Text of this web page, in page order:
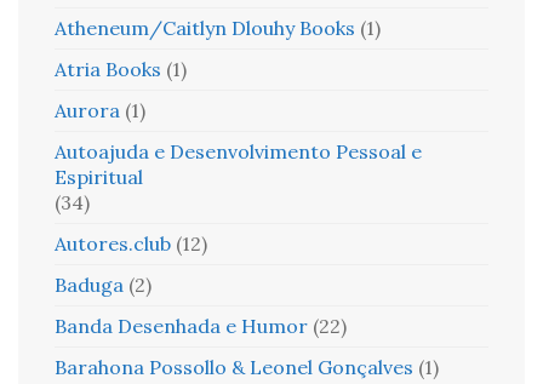
Atheneum/Caitlyn Dlouhy Books (1)
Atria Books (1)
Aurora (1)
Autoajuda e Desenvolvimento Pessoal e
Espiritual
(34)
Autores.club (12)
Baduga (2)
Banda Desenhada e Humor (22)
Barahona Possollo & Leonel Gonçalves (1)